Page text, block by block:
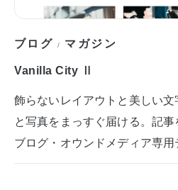
ブログ / マガジン
Vanilla City Ⅱ
飾らないレイアウトと美しい
と写真をまっすぐ届ける。記
ブログ・オウンドメディア専用